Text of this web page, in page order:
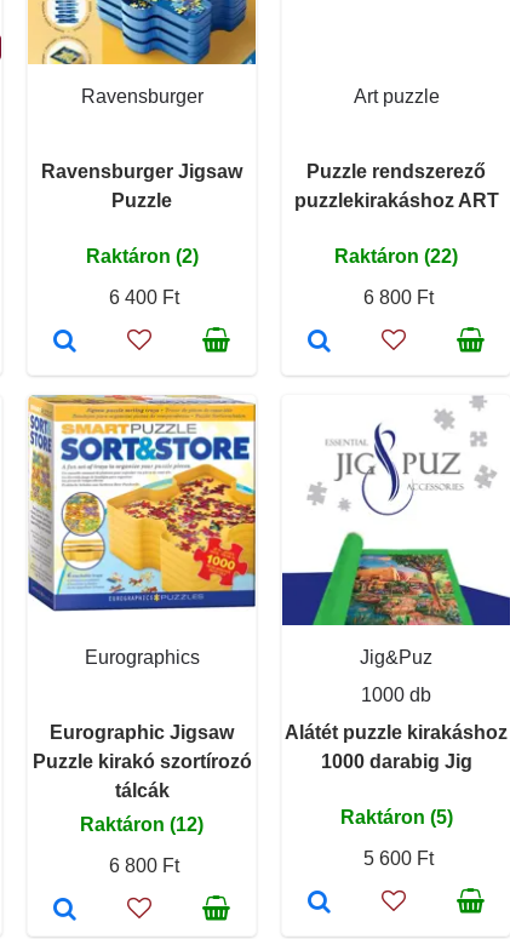
Ravensburger
Ravensburger Jigsaw
Puzzle
Raktáron (2)
6 400 Ft
Art puzzle
Puzzle rendszerező
puzzlekirakáshoz ART
Raktáron (22)
6 800 Ft
Eurographics
Eurographic Jigsaw
Puzzle kirakó szortírozó
tálcák
Raktáron (12)
6 800 Ft
Jig&Puz
1000 db
Alátét puzzle kirakáshoz
1000 darabig Jig
Raktáron (5)
5 600 Ft